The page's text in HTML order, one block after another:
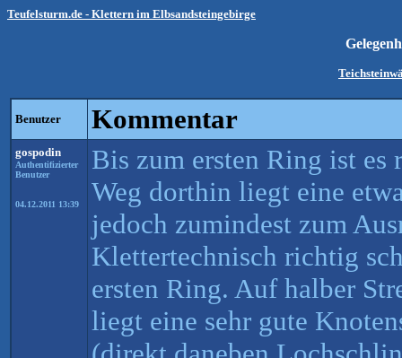
Teufelsturm.de - Klettern im Elbsandsteingebirge
Benutzer Kommentar
gospodin
Authentifizierter
Benutzer
04.12.2011 13:39
Bis zum ersten Ring ist es
Weg dorthin liegt eine
jedoch zumindest zum
Klettertechnisch richtig
ersten Ring. Auf halber
liegt eine sehr gute